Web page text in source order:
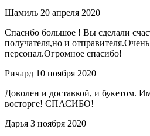
Шамиль 20 апреля 2020
Спасибо большое ! Вы сделали
получателя,но и
персонал.Огромное спасибо!
Ричард 10 ноября 2020
Доволен и доставкой, и букетом.
восторге! СПАСИБО!
Дарья 3 ноября 2020